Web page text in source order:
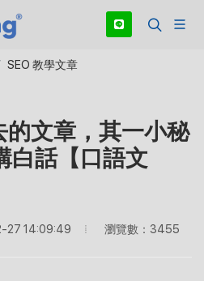
SEO 教學文章
的文章，其一小秘
白話【口語文
27 14:09:49 瀏覽數：3455